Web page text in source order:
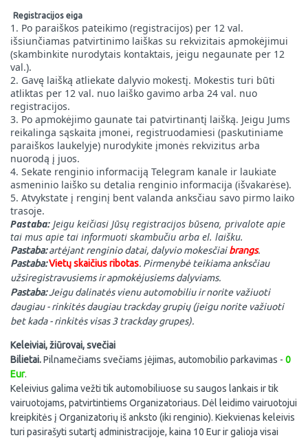
Registracijos eiga
1. Po paraiškos pateikimo (registracijos) per 12 val.
išsiunčiamas patvirtinimo laiškas su rekvizitais apmokėjimui
(skambinkite nurodytais kontaktais, jeigu negaunate per 12
val.).
2. Gavę laišką atliekate dalyvio mokestį. Mokestis turi būti
atliktas per 12 val. nuo laiško gavimo arba 24 val. nuo
registracijos.
3. Po apmokėjimo gaunate tai patvirtinantį laišką. Jeigu Jums
reikalinga sąskaita įmonei, registruodamiesi (paskutiniame
paraiškos laukelyje) nurodykite įmonės rekvizitus arba
nuorodą į juos.
4. Sekate renginio informaciją Telegram kanale ir laukiate
asmeninio laiško su detalia renginio informacija (išvakarėse).
5. Atvykstate į renginį bent valanda anksčiau savo pirmo laiko
trasoje.
Pastaba: Jeigu keičiasi Jūsų registracijos būsena, privalote apie
tai mus apie tai informuoti skambučiu arba el. laišku.
Pastaba:artėjant renginio datai, dalyvio mokesčiaibrangs.
Pastaba:Vietų skaičius ribotas. Pirmenybė teikiama anksčiau
užsiregistravusiems ir apmokėjusiems dalyviams.
Pastaba:Jeigu dalinatės vienu automobiliu ir norite važiuoti
daugiau - rinkitės daugiau trackday grupių (jeigu norite važiuoti
bet kada - rinkitės visas 3 trackday grupes).
Keleiviai, žiūrovai, svečiai
Bilietai.Pilnamečiams svečiams įėjimas, automobilio parkavimas - 0
Eur.
Keleivius galima vežti tik automobiliuose su saugos lankais ir tik
vairuotojams, patvirtintiems Organizatoriaus. Dėl leidimo vairuotojui
kreipkitės į Organizatorių iš anksto (iki renginio). Kiekvienas keleivis
turi pasirašyti sutartį administracijoje, kaina 10 Eur ir galioja visai